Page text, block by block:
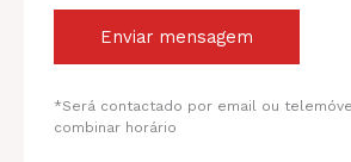
Enviar mensagem
*Será contactado por email ou
combinar horário